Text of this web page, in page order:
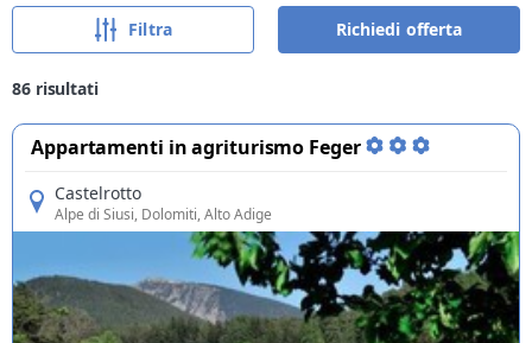
Filtra Richiedi offerta
86risultati
Appartamenti in agriturismo Feger
Castelrotto
Alpe di Siusi, Dolomiti, Alto Adige